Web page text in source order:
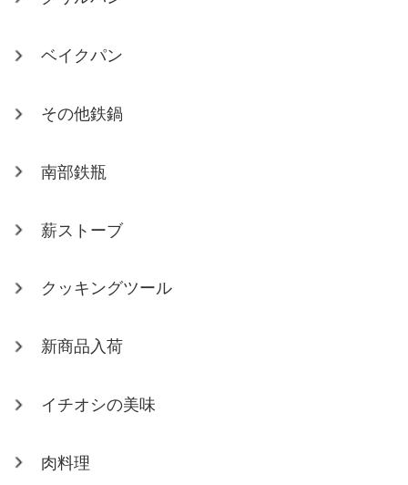
ベイクパン
その他鉄鍋
南部鉄瓶
薪ストーブ
クッキングツール
新商品入荷
イチオシの美味
肉料理